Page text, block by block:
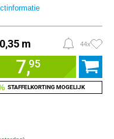
m 44x
7,95
STAFFELKORTING MOGELIJK